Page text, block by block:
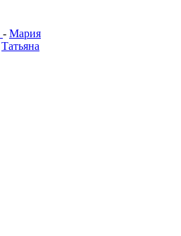
- Мария
Татьяна